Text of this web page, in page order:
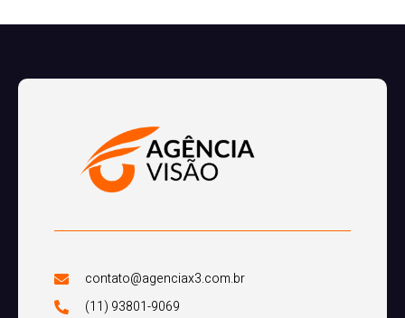
contato@agenciax3.com.br
(11) 93801-9069